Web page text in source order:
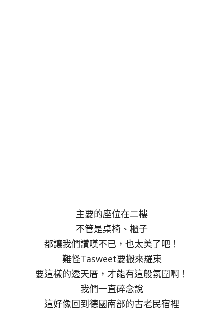
主要的座位在二樓
不管是桌椅、櫃子
都讓我們讚嘆不已，也太美了吧！
難怪Tasweet要搬來羅東
要這樣的透天厝，才能有這般氛圍啊！
我們一直碎念說
這好像回到德國南部的古老民宿裡